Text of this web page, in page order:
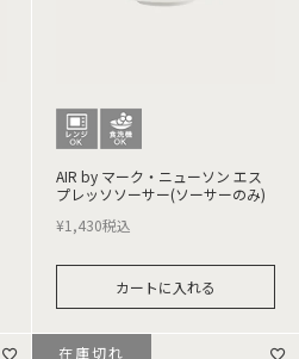
AIR by マーク・ニューソン エス
プレッソソーサー(ソーサーのみ)
¥1,430税込
カートに入れる
在庫切れ